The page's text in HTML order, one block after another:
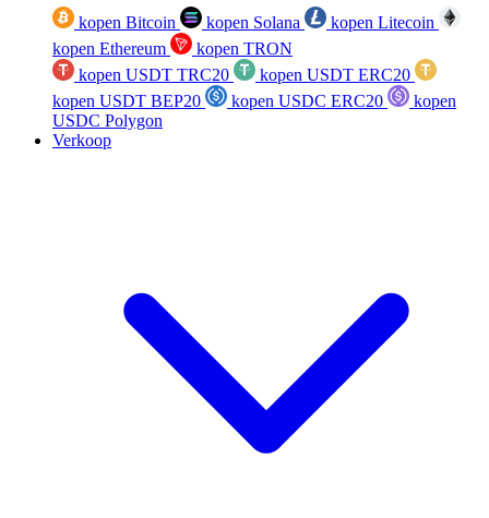
kopen Bitcoin kopen Solana
kopen Litecoin
kopen Ethereum
kopen TRON
kopen USDT TRC20
kopen USDT ERC20
kopen USDT BEP20
kopen USDC ERC20
kopen
USDC Polygon
Verkoop